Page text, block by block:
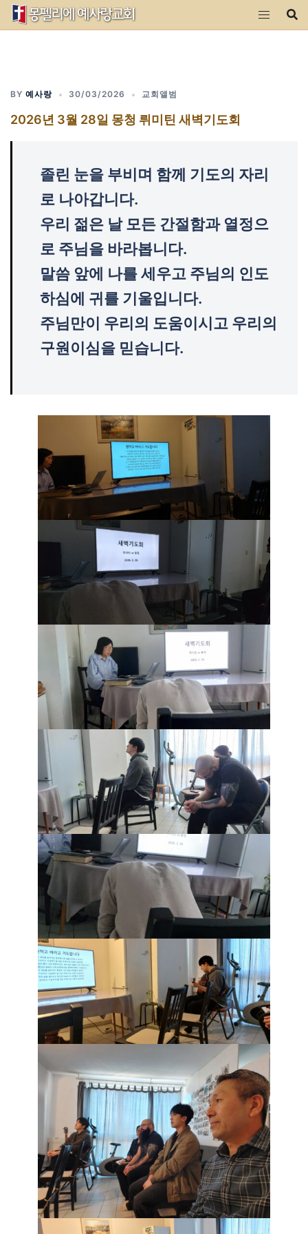
Skip
BY 예사랑 30/03/2026 교회앨범
2026년 3월 28일 몽청 뤼미틴 새벽기도회
졸린 눈을 부비며 함께 기도의 자리
로 나아갑니다.
우리 젊은 날 모든 간절함과 열정으
로 주님을 바라봅니다.
말씀 앞에 나를 세우고 주님의 인도
하심에 귀를 기울입니다.
주님만이 우리의 도움이시고 우리의
구원이심을 믿습니다.